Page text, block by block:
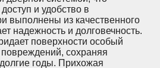
и удобство в
выполнены из качественного
надежность и долговечность.
поверхности особый
сохраняя
годы. Прихожая